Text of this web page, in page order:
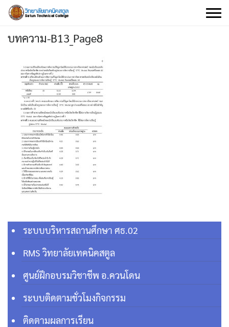
Skip
บทความ-B13_Page8
ระบบบริหารสถานศึกษา ศธ.02
RMS วิทยาลัยเทคนิคสตูล
ศูนย์ฝึกอบรมวิชาชีพ อ.ควนโดน
ระบบติดตามชั่วโมงกิจกรรม
ติดตามผลการเรียน